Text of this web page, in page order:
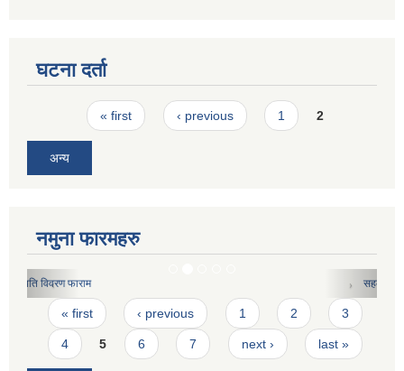
घटना दर्ता
Pages« first ‹ previous 1 2
अन्य
नमुना फारमहरु
सहकारी संस्थाहरुको मासिक कार्य विवरण फारामको नमुना
Pages
« first ‹ previous 1 2 3
4 5 6 7 next › last »